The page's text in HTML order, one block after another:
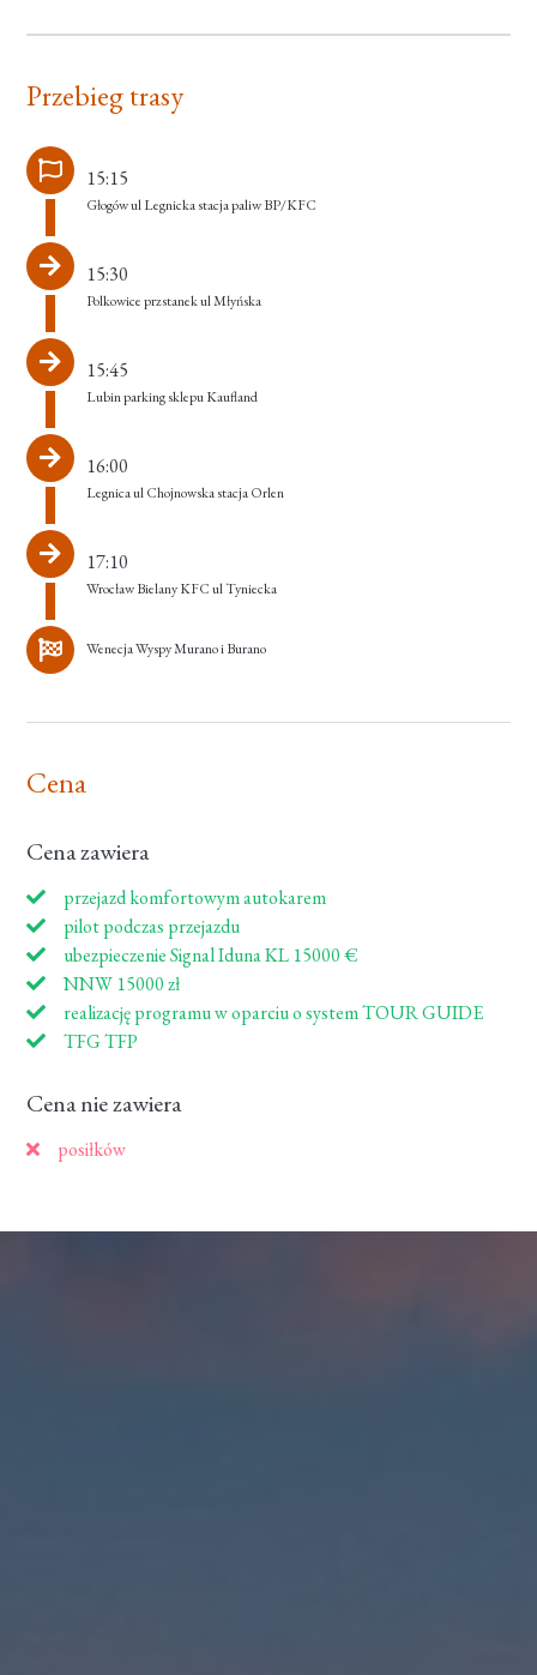
Przebieg trasy
15:15
Głogów ul Legnicka stacja paliw BP/KFC
15:30
Polkowice przstanek ul Młyńska
15:45
Lubin parking sklepu Kaufland
16:00
Legnica ul Chojnowska stacja Orlen
17:10
Wrocław Bielany KFC ul Tyniecka
Wenecja Wyspy Murano i Burano
Cena
Cena zawiera
przejazd komfortowym autokarem
pilot podczas przejazdu
ubezpieczenie Signal Iduna KL 15000 €
NNW 15000 zł
realizację programu w oparciu o system TOUR GUIDE
TFG TFP
Cena nie zawiera
posiłków